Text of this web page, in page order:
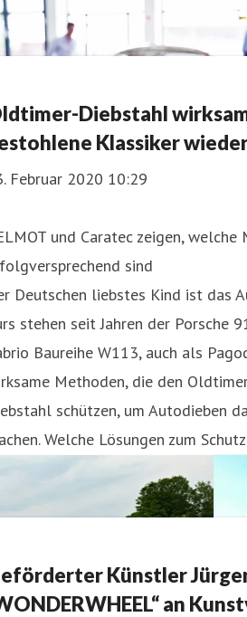
Diebstahl
Klassiker
Februar 2020 10:29
und Caratec zeigen, welche
sind
Deutschen liebstes Kind ist das
stehen seit Jahren der Porsche
Baureihe W113, auch als
Methoden, die den
schützen, um Autodieben
Welche Lösungen zum
Künstler
an